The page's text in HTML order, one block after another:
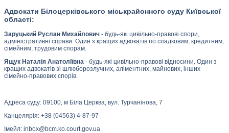
Адвокати Білоцерківського міськрайонного суду Київської
області:
Заруцький Руслан Михайлович - будь-які цивільно-правові спори,
адміністративні справи. Один з кращих адвокатів по спадковим, кредитним,
сімейним, трудовим спорам.
Ящук Наталія Анатоліївна - будь-які цивільно-правові відносини. Один з
кращих адвокатів зі шлюборозлучних, аліментних, майнових, інших
сімейно-правових спорів.
Адреса суду: 09100, м Біла Церква, вул. Турчанінова, 7
Канцелярія: +38 (04563) 4-87-97
Імейл: inbox@bcm.ko.court.gov.ua